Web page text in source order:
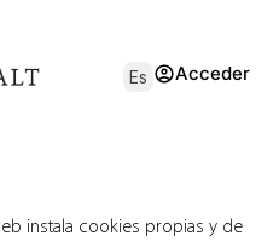
Es Acceder
instala cookies propias y de